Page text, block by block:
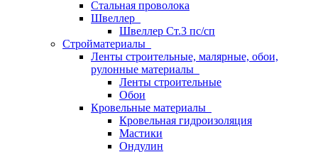
Стальная проволока
Швеллер
Швеллер Ст.3 пс/сп
Стройматериалы
Ленты строительные, малярные, обои,
рулонные материалы
Ленты строительные
Обои
Кровельные материалы
Кровельная гидроизоляция
Мастики
Ондулин